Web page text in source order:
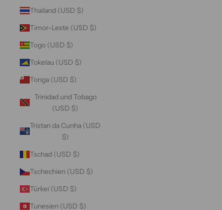
Thailand (USD $)
Timor-Leste (USD $)
Togo (USD $)
Tokelau (USD $)
Tonga (USD $)
Trinidad und Tobago
(USD $)
Tristan da Cunha (USD
$)
Tschad (USD $)
Tschechien (USD $)
Türkei (USD $)
Tunesien (USD $)